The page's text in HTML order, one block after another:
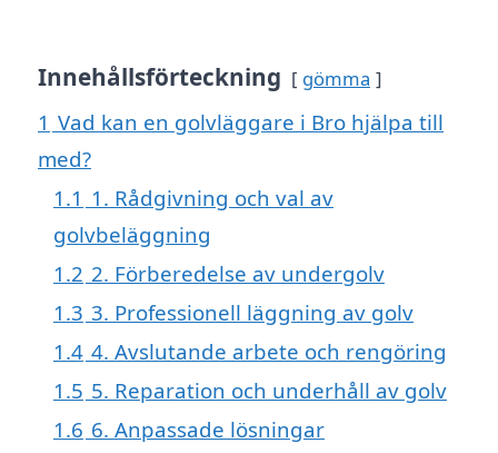
Innehållsförteckning gömma
1 Vad kan en golvläggare i Bro hjälpa till
med?
1.1 1. Rådgivning och val av
golvbeläggning
1.2 2. Förberedelse av undergolv
1.3 3. Professionell läggning av golv
1.4 4. Avslutande arbete och rengöring
1.5 5. Reparation och underhåll av golv
1.6 6. Anpassade lösningar